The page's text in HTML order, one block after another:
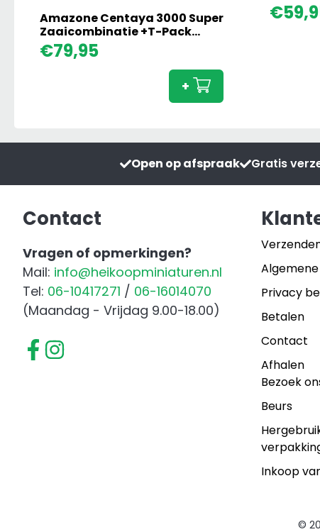
Amazone Centaya 3000 Super
Zaaicombinatie +T-Pack
Bandenpakker
€79,95
Super
+T-
Pack
Bandenpakker
+
€
Open op afspraak Gratis
Contact
Vragen of opmerkingen?
Mail: info@heikoopminiaturen.nl
Tel: 06-10417271 / 06-16014070
(Maandag - Vrijdag 9.00-18.00)
Privacy
Betalen
Contact
Afhalen
Bezoek
Beurs
Inkoop
©